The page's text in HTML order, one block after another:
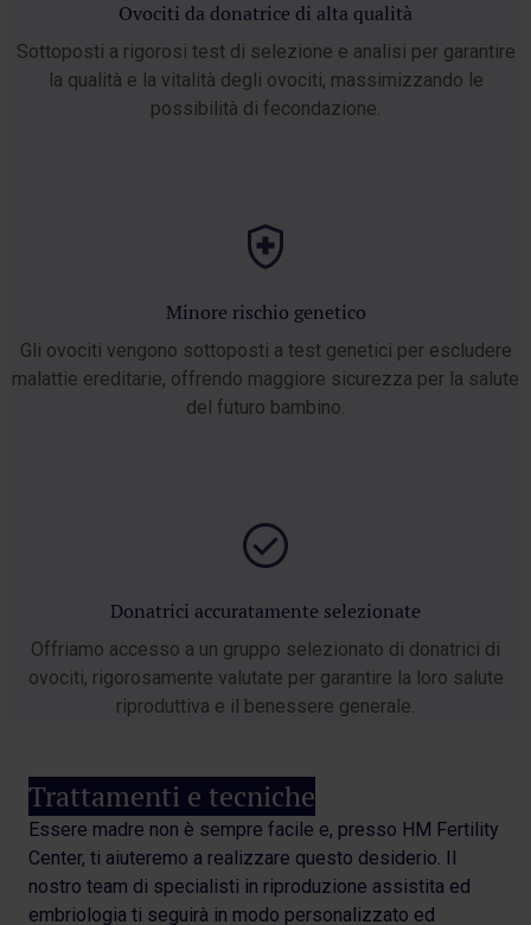
Ovociti da donatrice di alta qualità
Sottoposti a rigorosi test di selezione e analisi per garantire
la qualità e la vitalità degli ovociti, massimizzando le
possibilità di fecondazione.
Minore rischio genetico
Gli ovociti vengono sottoposti a test genetici per escludere
malattie ereditarie, offrendo maggiore sicurezza per la salute
del futuro bambino.
Donatrici accuratamente selezionate
Offriamo accesso a un gruppo selezionato di donatrici di
ovociti, rigorosamente valutate per garantire la loro salute
riproduttiva e il benessere generale.
Trattamenti e tecniche
Essere madre non è sempre facile e, presso HM Fertility
Center, ti aiuteremo a realizzare questo desiderio. Il
nostro team di specialisti in riproduzione assistita ed
embriologia ti seguirà in modo personalizzato ed